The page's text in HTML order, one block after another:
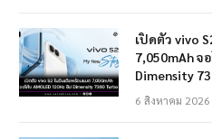
เปิดตัว vivo
7,050mAh จ
Dimensity
6 สิงหาคม 2026